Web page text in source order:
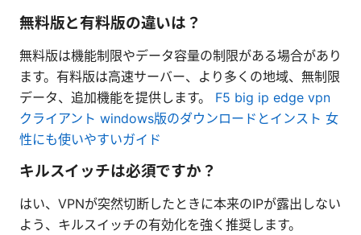
無料版と有料版の違いは？
無料版は機能制限やデータ容量の制限がある場合があり
ます。有料版は高速サーバー、より多くの地域、無制限
データ、追加機能を提供します。 F5 big ip edge vpn
クライアント windows版のダウンロードとインスト 女
性にも使いやすいガイド
キルスイッチは必須ですか？
はい、VPNが突然切断したときに本来のIPが露出しない
よう、キルスイッチの有効化を強く推奨します。